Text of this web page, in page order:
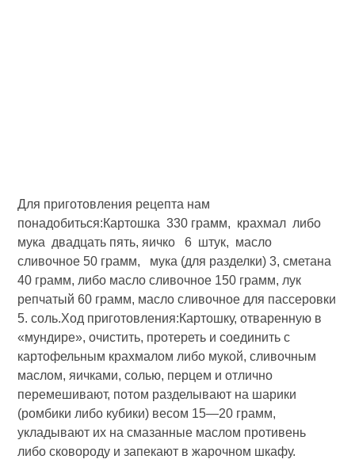
Для приготовления рецепта нам
понадобиться:Картошка 330 грамм, крахмал либо
мука двадцать пять, яичко 6 штук, масло
сливочное 50 грамм, мука (для разделки) 3, сметана
40 грамм, либо масло сливочное 150 грамм, лук
репчатый 60 грамм, масло сливочное для пассеровки
5. соль.Ход приготовления:Картошку, отваренную в
«мундире», очистить, протереть и соединить с
картофельным крахмалом либо мукой, сливочным
маслом, яичками, солью, перцем и отлично
перемешивают, потом разделывают на шарики
(ромбики либо кубики) весом 15—20 грамм,
укладывают их на смазанные маслом противень
либо сковороду и запекают в жарочном шкафу.